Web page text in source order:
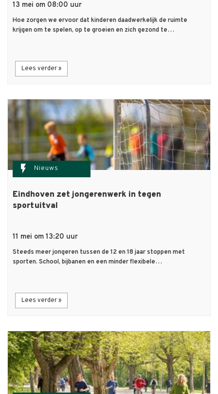
13 mei om 08:00 uur
Hoe zorgen we ervoor dat kinderen daadwerkelijk de ruimte
krijgen om te spelen, op te groeien en zich gezond te…
Lees verder »
flash_on Nieuws
Eindhoven zet jongerenwerk in tegen
sportuitval
11 mei om 13:20 uur
Steeds meer jongeren tussen de 12 en 18 jaar stoppen met
sporten. School, bijbanen en een minder flexibele…
Lees verder »